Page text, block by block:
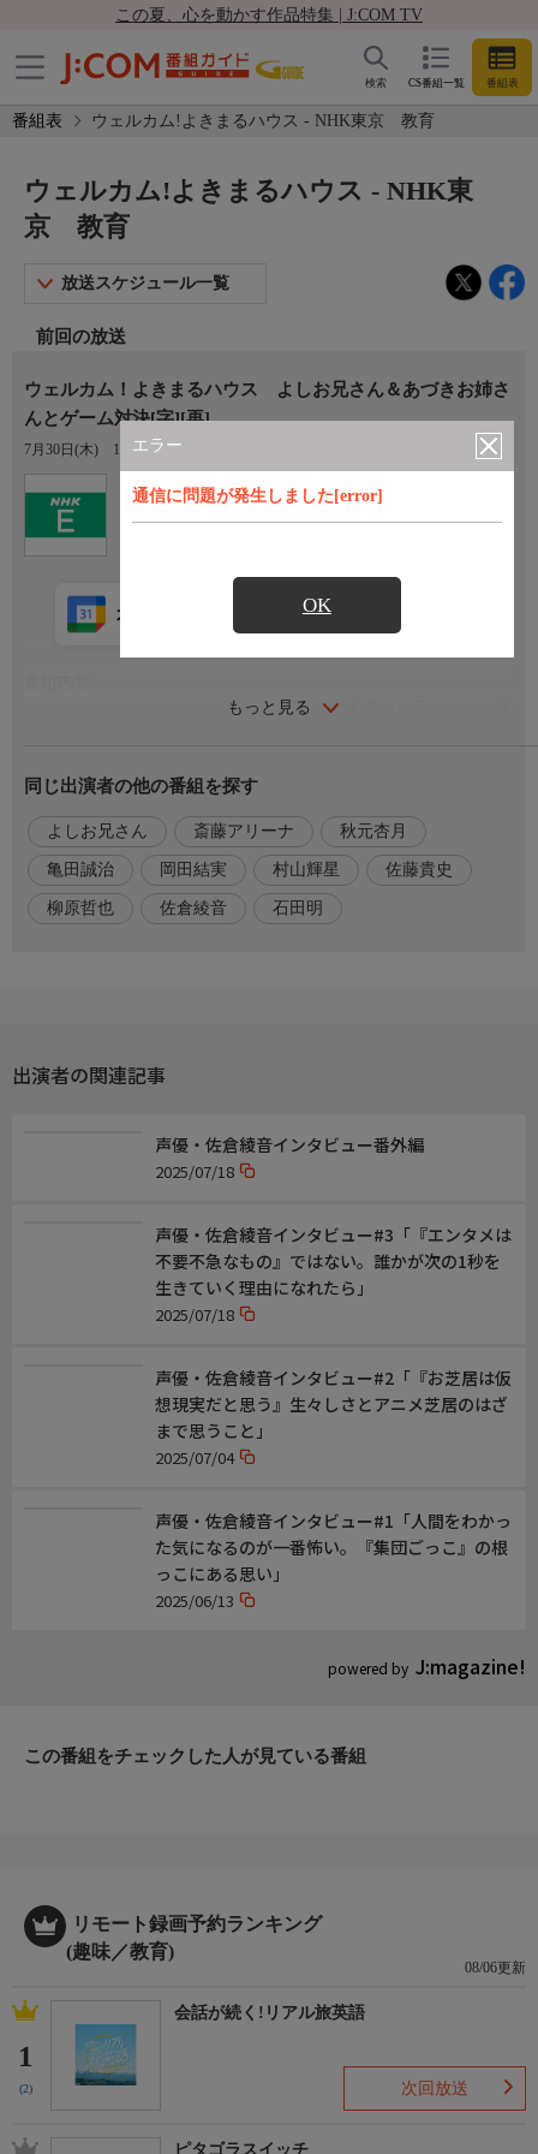
この夏、心を動かす作品特集 | J:COM TV
CS番組一覧 番組表
検索
番組表 ウェルカム!よきまるハウス - NHK東京 教育
エラー
通信に問題が発生しました[error]
OK
ウェルカム!よきまるハウス - NHK東
京 教育
放送スケジュール一覧
前回の放送
ウェルカム！よきまるハウス よしお兄さん＆あづきお姉さ
んとゲーム対決[字][再]
7月30日(木) 16:30〜17:00
Ch.2
NHK東京 教育
もっと見る
カレンダー登録 アプリ視聴
ゲストは「おかあさんといっしょ」第11代体操のお兄さん・小林
す！さらに「からだ☆ダンダン」を使ったリズムゲームで大盛り
上がり！昭和平成の名曲を紹介するヒットソング・ミュージアム
では、KinKi Kidsのジェットコースター・ロマンスをカバー。
亀田誠治さんの編曲、生演奏でお届けします。
出演者
同じ出演者の他の番組を探す
よしお兄さん 斎藤アリーナ 秋元杏月
亀田誠治 岡田結実 村山輝星 佐藤貴史
柳原哲也 佐倉綾音 石田明
出演者の関連記事
powered by J:magazine!
声優・佐倉綾音インタビュー番外編
2025/07/18
声優・佐倉綾音インタビュー#3「『エンタメは
不要不急なもの』ではない。誰かが次の1秒を
生きていく理由になれたら」
2025/07/18
声優・佐倉綾音インタビュー#2「『お芝居は仮
想現実だと思う』生々しさとアニメ芝居のはざ
まで思うこと」
2025/07/04
声優・佐倉綾音インタビュー#1「人間をわかっ
た気になるのが一番怖い。『集団ごっこ』の根
っこにある思い」
2025/06/13
この番組をチェックした人が見ている番組
リモート録画予約ランキング
(趣味／教育)
08/06更新
1
(2)
会話が続く!リアル旅英語
次回放送
ピタゴラスイッチ